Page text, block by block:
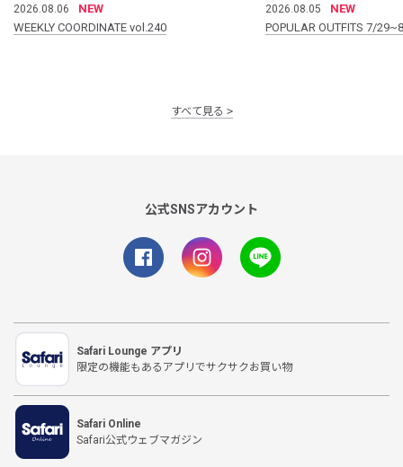
2026.08.06
NEW
WEEKLY COORDINATE vol.240
2026.08.05
NEW
POPULAR OUTFITS 7/
すべて見る
公式SNSアカウント
Safari Lounge アプリ
限定の機能もあるアプリでサクサクお買い物
Safari Online
Safari公式ウェブマガジン